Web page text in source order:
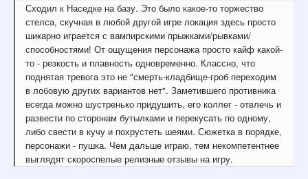
Сходил к Наседке на базу. Это было какое-то торжество
стелса, скучная в любой другой игре локация здесь просто
шикарно играется с вампирскими прыжками/рывками/
способностями! От ощущения персонажа просто кайф какой-
то - резкость и плавность одновременно. Классно, что
поднятая тревога это не "смерть-кладбище-гроб переходим
в лобовую других вариантов нет". Заметившего противника
всегда можно шустренько придушить, его коллег - отвлечь и
развести по сторонам бутылками и перекусать по одному,
либо свести в кучу и похрустеть шеями. Сюжетка в порядке,
персонажи - пушка. Чем дальше играю, тем некомпетентнее
выглядят скороспелые релизные отзывы на игру.